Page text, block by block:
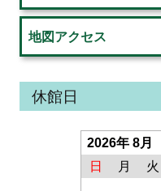
地図アクセス
休館日
2026年 8月
日
月 火